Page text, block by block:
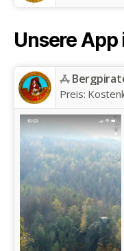
Unsere
Preis: